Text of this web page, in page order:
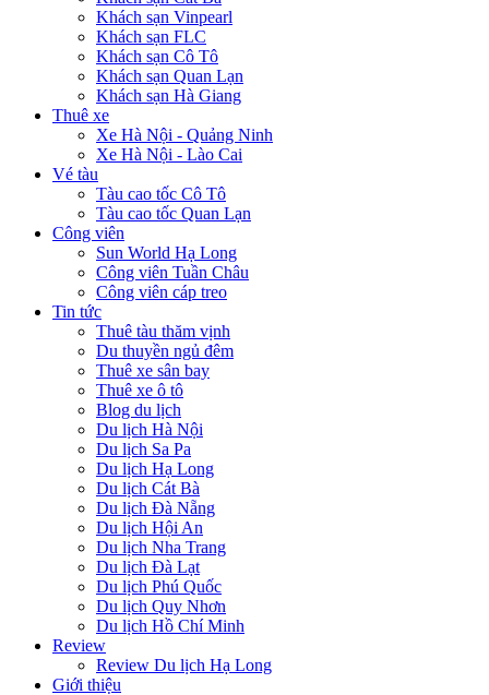
Khách sạn Vinpearl
Khách sạn FLC
Khách sạn Cô Tô
Khách sạn Quan Lạn
Khách sạn Hà Giang
Thuê xe
Xe Hà Nội - Quảng Ninh
Xe Hà Nội - Lào Cai
Vé tàu
Tàu cao tốc Cô Tô
Tàu cao tốc Quan Lạn
Công viên
Sun World Hạ Long
Công viên Tuần Châu
Công viên cáp treo
Tin tức
Thuê tàu thăm vịnh
Du thuyền ngủ đêm
Thuê xe sân bay
Thuê xe ô tô
Blog du lịch
Du lịch Hà Nội
Du lịch Sa Pa
Du lịch Hạ Long
Du lịch Cát Bà
Du lịch Đà Nẵng
Du lịch Hội An
Du lịch Nha Trang
Du lịch Đà Lạt
Du lịch Phú Quốc
Du lịch Quy Nhơn
Du lịch Hồ Chí Minh
Review
Review Du lịch Hạ Long
Giới thiệu